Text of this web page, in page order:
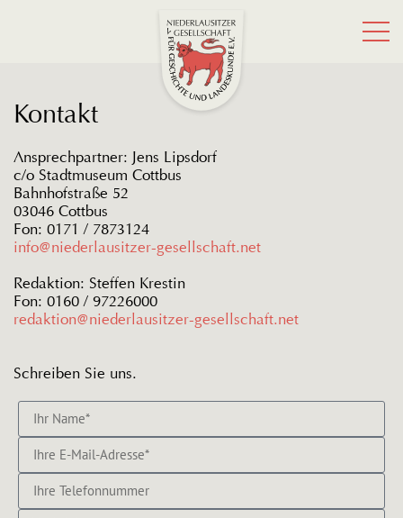
Kontakt
Ansprechpartner: Jens Lipsdorf
c/o Stadtmuseum Cottbus
Bahnhofstraße 52
03046 Cottbus
Fon: 0171 / 7873124
info@niederlausitzer-gesellschaft.net
Redaktion: Steffen Krestin
Fon: 0160 / 97226000
redaktion@niederlausitzer-gesellschaft.net
Schreiben Sie uns.